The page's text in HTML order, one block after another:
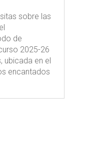
sobre las
de
2025-26
ubicada en el
encantados